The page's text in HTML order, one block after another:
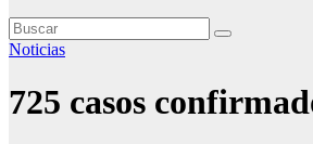
Noticias
725 casos